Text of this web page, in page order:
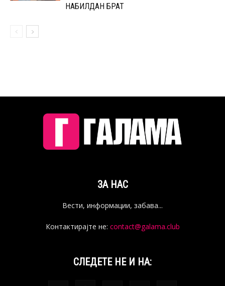
НАБИЛДАН БРАТ
ЗА НАС
Вести, информации, забава...
Контактирајте не: contact@galama.club
СЛЕДЕТЕ НЕ И НА: